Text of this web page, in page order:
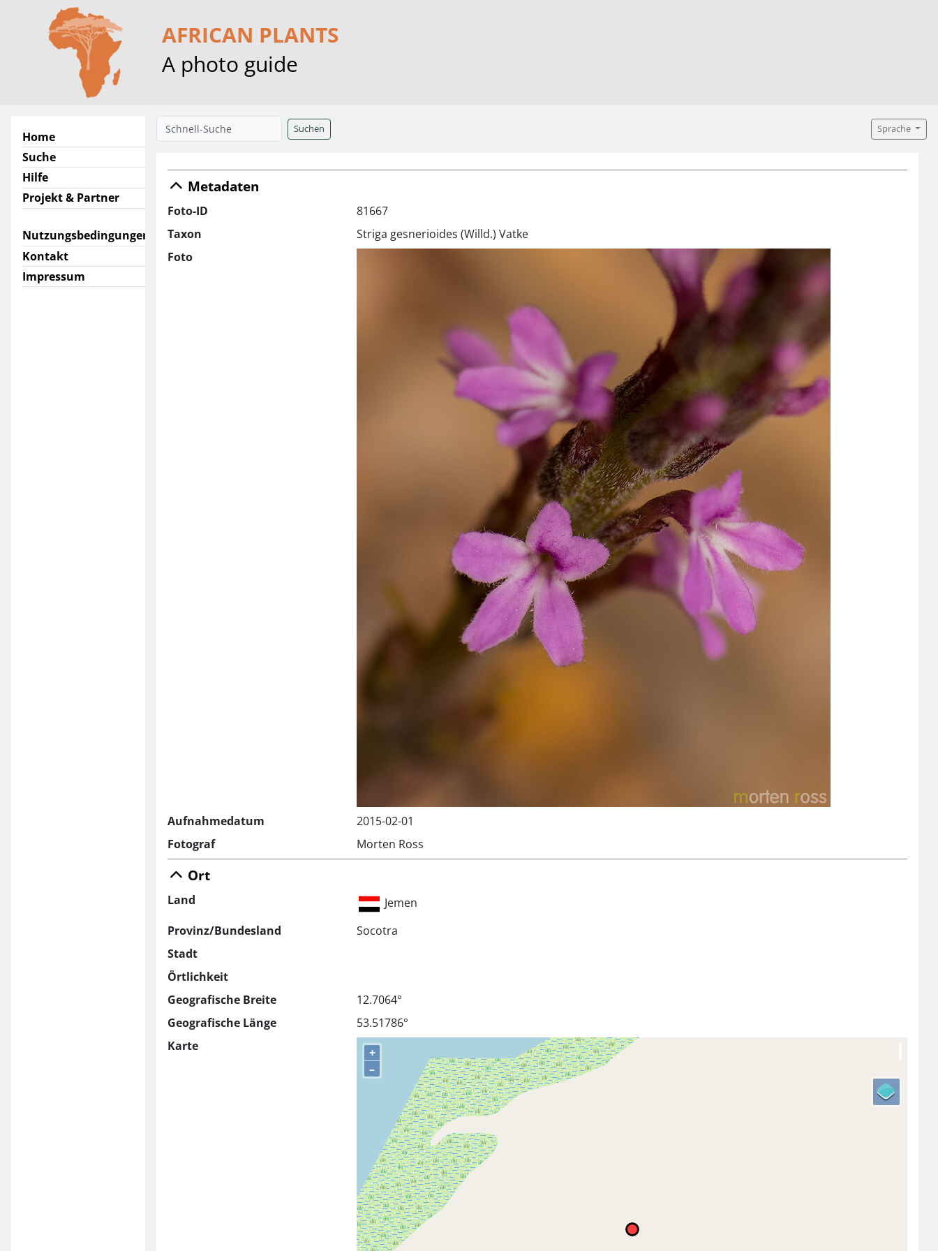
AFRICAN PLANTS
A photo guide
Home
Suche
Hilfe
Projekt & Partner
Nutzungsbedingungen
Kontakt
Impressum
Suchen Sprache
Metadaten
Foto-ID
81667
Taxon
Striga gesnerioides (Willd.) Vatke
Foto
Aufnahmedatum
2015-02-01
Fotograf
Morten Ross
Ort
Land
Jemen
Provinz/Bundesland
Socotra
Stadt
Örtlichkeit
Geografische Breite
12.7064°
Geografische Länge
53.51786°
Karte
+
–